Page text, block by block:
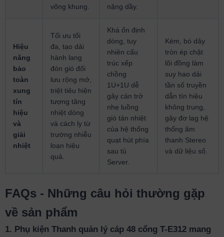
võng khung.
nặng dầy.
Hiệu
năng
bảo
toàn
xung
tín
hiệu
và
giải
nhiệt
Tối ưu tối
đa, tạo dải
hành lang
đón gió đối
lưu rộng mở,
triệt tiêu hiện
tượng tăng
nhiệt dòng
và cách ly từ
trường nhiễu
loạn hiệu
quả.
Khá ổn định
dòng, tuy
nhiên cấu
trúc xếp
chồng
1U+1U dễ
gây cản trở
nhẹ luồng
gió tản nhiệt
của hệ thống
quạt hút phía
sau tủ
Server.
Kém, bó dây
tròn ép chặt
lõi đồng làm
suy hao dải
tần số truyền
dẫn tín hiệu
không trung,
gây đơ lag hệ
thống âm
thanh Stereo
và dữ liệu số.
FAQs - Những câu hỏi thường gặp
về sản phẩm
1. Phụ kiện Thanh quản lý cáp 48 cổng T-E312 mang